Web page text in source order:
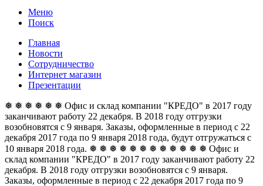
Меню
Поиск
Главная
Новости
Сотрудничество
Интернет магазин
Презентации
❅ ❅ ❅ ❅ ❅ ❅ Офис и склад компании "КРЕДО" в 2017 году
заканчивают работу 22 декабря. В 2018 году отгрузки
возобновятся с 9 января. Заказы, оформленные в период с 22
декабря 2017 года по 9 января 2018 года, будут отгружаться с
10 января 2018 года. ❅ ❅ ❅ ❅ ❅ ❅ ❅ ❅ ❅ ❅ ❅ ❅ Офис и
склад компании "КРЕДО" в 2017 году заканчивают работу 22
декабря. В 2018 году отгрузки возобновятся с 9 января.
Заказы, оформленные в период с 22 декабря 2017 года по 9